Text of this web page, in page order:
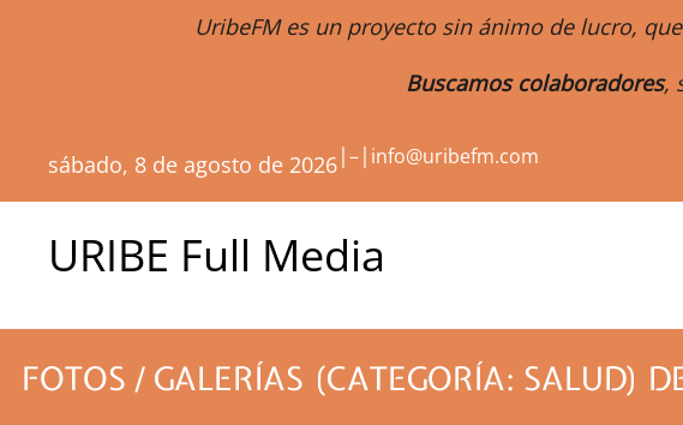
UribeFM es un proyecto sin ánimo de lucro,
Buscamos colaboradores,
sábado, 8 de agosto de 2026|–| info@uribefm.com
URIBE Full Media
FOTOS / GALERÍAS (CATEGORÍA: SALUD)